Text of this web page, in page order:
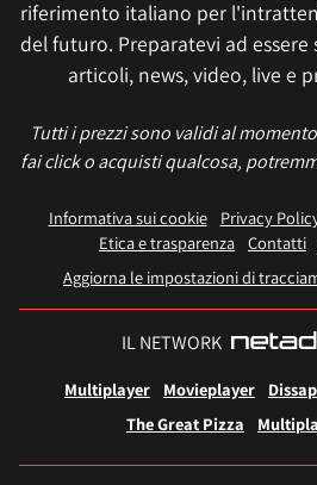
riferimento italiano per
del futuro. Preparatevi ad
articoli, news, video, live e
Tutti i prezzi sono validi al
fai click o acquisti qualcosa,
Informativa sui cookie Privacy
Etica e trasparenza Contatti
Aggiorna le impostazioni di
IL NETWORK
Multiplayer Movieplayer
The Great Pizza